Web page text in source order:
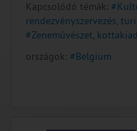
Kapcsolódó témák:
rendezvényszervezés,
#Zeneművészet,
országok: #Belgium